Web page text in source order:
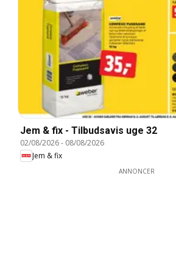
Jem & fix - Tilbudsavis uge 32
02/08/2026- 08/08/2026
Jem & fix
ANNONCER